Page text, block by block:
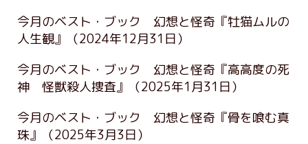
今月のベスト・ブック 幻想と怪奇『牡猫ムルの
人生観』
（2024年12月31日）
今月のベスト・ブック 幻想と怪奇『高高度の死
神 怪獣殺人捜査』
（2025年1月31日）
今月のベスト・ブック 幻想と怪奇『骨を喰む真
珠』
（2025年3月3日）